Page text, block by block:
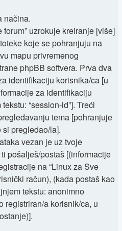
načina.
uzrokuje kreiranje [više]
koje se pohranjuju na
mapu privremenog
phpBB softvera. Prva dva
identifikaciju korisnika/ca [u
za identifikaciju
“session-id”]. Treći
tema [pohranjuje
si pregledao/la].
vezan je uz tvoje
pošalješ/postaš [(informacije
na “Linux za Sve
račun), (kada postaš kao
tekstu: anonimno
registriran/a korisnik/ca, u